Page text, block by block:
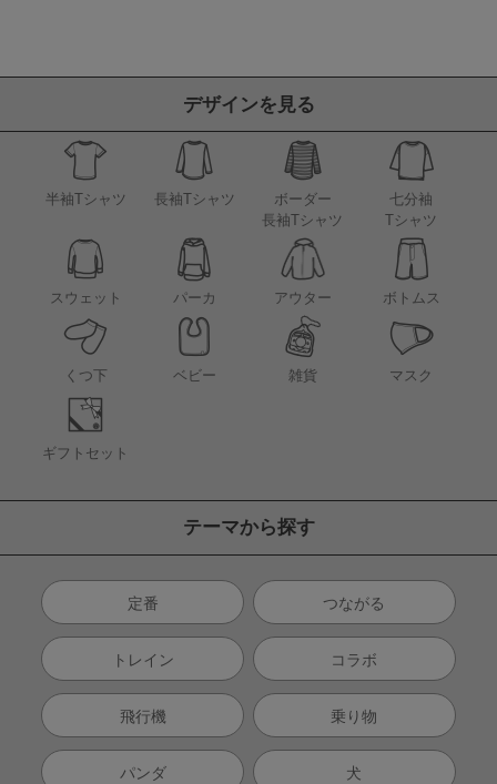
デザインを見る
半袖Tシャツ 長袖Tシャツ
ボーダー
長袖Tシャツ
七分袖
Tシャツ
スウェット パーカ アウター ボトムス
くつ下 ベビー 雑貨 マスク
ギフトセット
テーマから探す
定番 つながる
トレイン コラボ
飛行機 乗り物
パンダ 犬